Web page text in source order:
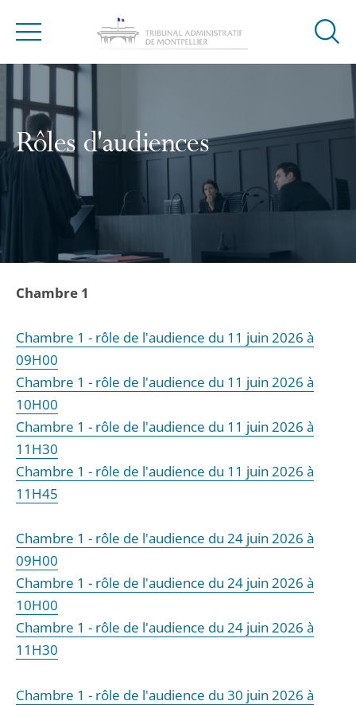
Menu
Ouvrir
Rôles d'audiences
Chambre 1
Chambre 1 - rôle de l'audience du 11 juin 2026 à
09H00
Chambre 1 - rôle de l'audience du 11 juin 2026 à
10H00
Chambre 1 - rôle de l'audience du 11 juin 2026 à
11H30
Chambre 1 - rôle de l'audience du 11 juin 2026 à
11H45
Chambre 1 - rôle de l'audience du 24 juin 2026 à
09H00
Chambre 1 - rôle de l'audience du 24 juin 2026 à
10H00
Chambre 1 - rôle de l'audience du 24 juin 2026 à
11H30
Chambre 1 - rôle de l'audience du 30 juin 2026 à